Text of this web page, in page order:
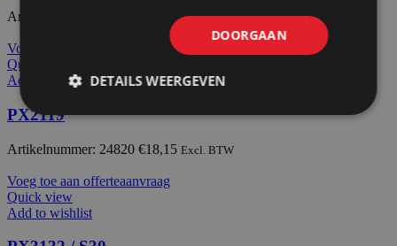
Artikelnummer: 24940 93,60 Excl. BTW
Voeg toe aan offerteaanvraag
Quick view
Add to wishlist
PX2119
Artikelnummer: 24820 €18,15 Excl. BTW
Voeg toe aan offerteaanvraag
Quick view
Add to wishlist
DOORGAAN
DETAILS WEERGEVEN